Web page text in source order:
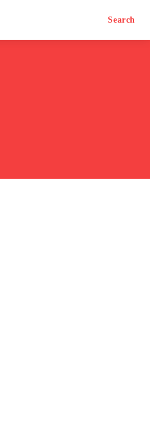
Search